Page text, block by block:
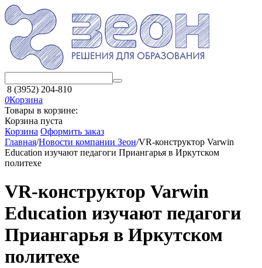
8 (3952) 204-810
0Корзина
Товары в корзине:
Корзина пуста
Корзина Оформить заказ
Главная/Новости компании Зеон/VR-конструктор Varwin
Education изучают педагоги Приангарья в Иркутском
политехе
VR-конструктор Varwin
Education изучают педагоги
Приангарья в Иркутском
политехе